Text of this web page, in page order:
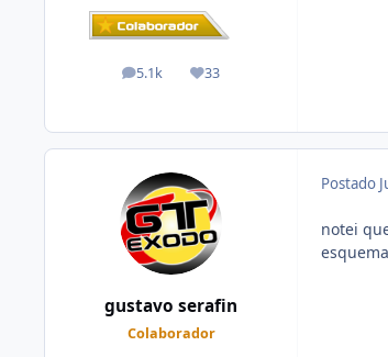
5.1k
posts 33
Reputação
gustavo serafin
Colaborador
Postado
notei